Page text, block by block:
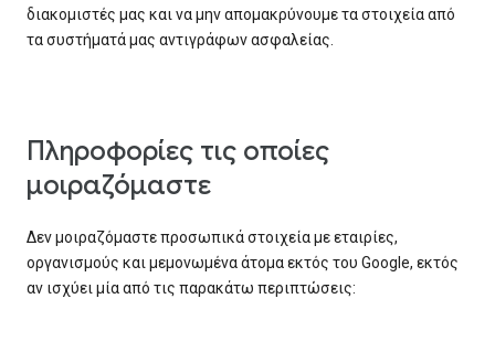
διακομιστές μας και να μην απομακρύνουμε τα στοιχεία από
τα συστήματά μας αντιγράφων ασφαλείας.
Πληροφορίες τις οποίες
μοιραζόμαστε
Δεν μοιραζόμαστε προσωπικά στοιχεία με εταιρίες,
οργανισμούς και μεμονωμένα άτομα εκτός του Google, εκτός
αν ισχύει μία από τις παρακάτω περιπτώσεις: